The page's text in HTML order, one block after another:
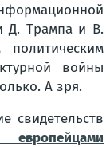
Д. Трампа и В.
политическим
войны
А зря.
свидетельств